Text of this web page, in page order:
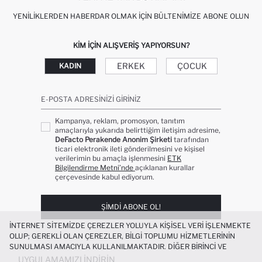
YENILIKLERDEN HABERDAR OLMAK İÇIN BÜLTENIMIZE ABONE OLUN
KIM IÇIN ALIŞVERIŞ YAPIYORSUN?
KADIN ERKEK ÇOCUK
E-POSTA ADRESINIZI GIRINIZ
Kampanya, reklam, promosyon, tanıtım
amaçlarıyla yukarıda belirttiğim iletişim adresime,
DeFacto Perakende Anonim Şirketi tarafından
ticari elektronik ileti gönderilmesini ve kişisel
verilerimin bu amaçla işlenmesini ETK
Bilgilendirme Metni’nde açıklanan kurallar
çerçevesinde kabul ediyorum.
ŞIMDI ABONE OL!
UYGULAMAMIZI İNDIRIN
İNTERNET SITEMIZDE ÇEREZLER YOLUYLA KIŞISEL VERI IŞLENMEKTE
OLUP; GEREKLI OLAN ÇEREZLER, BILGI TOPLUMU HIZMETLERININ
SUNULMASI AMACIYLA KULLANILMAKTADIR. DIĞER BIRINCI VE
ÜÇÜNCÜ TARAF ÇEREZLER ISE SIZE DAHA IYI BIR ALIŞVERIŞ